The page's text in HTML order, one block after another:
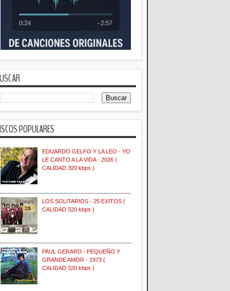
POPULARES
EDUARDO GELFO Y LA LEO - YO
LE CANTO A LA VIDA - 2026 (
CALIDAD 320 kbps )
LOS SOLITARIOS - 25 EXITOS (
CALIDAD 320 kbps )
PAUL GERARD - PEQUEÑO Y
GRANDE AMOR - 1973 (
CALIDAD 320 kbps )